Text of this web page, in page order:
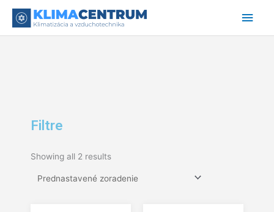
Filtre
Showing all 2 results